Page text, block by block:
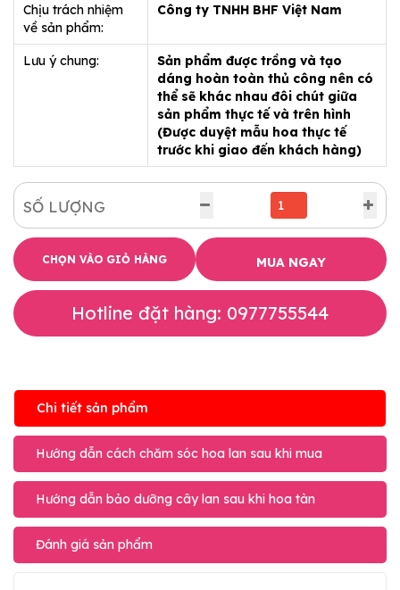
Chịu trách nhiệm
về sản phẩm:
Công ty TNHH BHF Việt Nam
Lưu ý chung:
Sản phẩm được trồng và tạo
dáng hoàn toàn thủ công nên có
thể sẽ khác nhau đôi chút giữa
sản phẩm thực tế và trên hình
(Được duyệt mẫu hoa thực tế
trước khi giao đến khách hàng)
SỐ LƯỢNG
CHỌN VÀO GIỎ HÀNG MUA NGAY
Hotline đặt hàng: 0977755544
Chi tiết sản phẩm
Hướng dẫn cách chăm sóc hoa lan sau khi mua
Hướng dẫn bảo dưỡng cây lan sau khi hoa tàn
Đánh giá sản phẩm